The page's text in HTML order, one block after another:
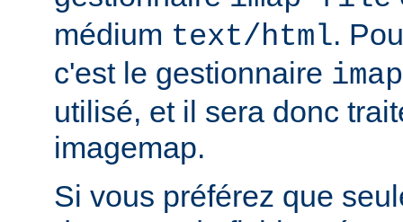
médium text/html.
c'est le gestionnaire
utilisé, et il sera donc
imagemap.
Si vous préférez que